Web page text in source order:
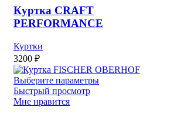
Куртка CRAFT
PERFORMANCE
Куртки
3200 ₽
Выберите параметры
Быстрый просмотр
Мне нравится